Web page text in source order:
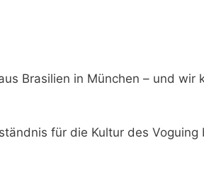
Brasilien in München – und wir
für die Kultur des Voguing